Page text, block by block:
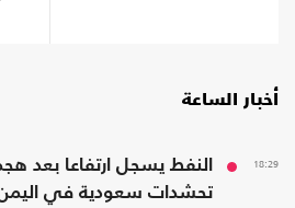
أخبار الساعة
18:29
النفط يسجل ارتفاعا بعد
تحشدات سعودية في